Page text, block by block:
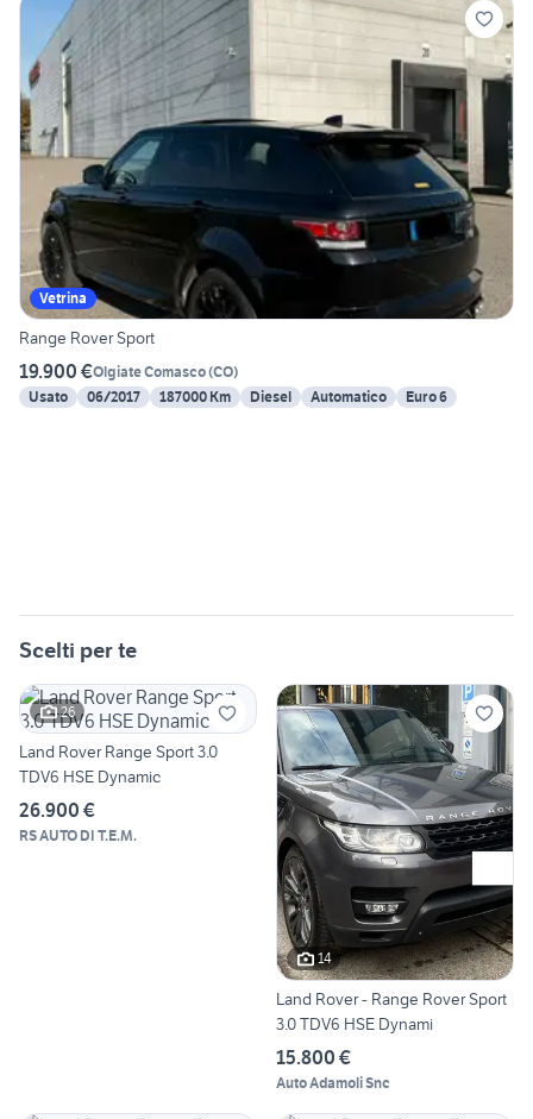
Vetrina
Range Rover Sport
19.900 €Olgiate Comasco(CO)
Usato
06/2017 187000 Km Diesel Automatico Euro 6
Scelti per te
26
Land Rover Range Sport 3.0
TDV6 HSE Dynamic
26.900 €
RS AUTO DI T.E.M.
14
Land Rover - Range Rover Sport
3.0 TDV6 HSE Dynami
15.800 €
Auto Adamoli Snc